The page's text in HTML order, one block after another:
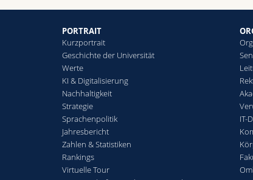
PORTRAIT
Kurzportrait
Geschichte der Universität
Werte
KI & Digitalisierung
Nachhaltigkeit
Strategie
Sprachenpolitik
Jahresbericht
Zahlen & Statistiken
Rankings
Virtuelle Tour
IT-